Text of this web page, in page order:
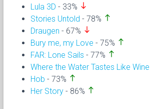
Lula 3D - 33% south
Stories Untold - 78% north
Draugen - 67% south
Bury me, my Love - 75% north
FAR: Lone Sails - 77% north
Where the Water Tastes Like Wine
Hob - 73% north
Her Story - 86% north